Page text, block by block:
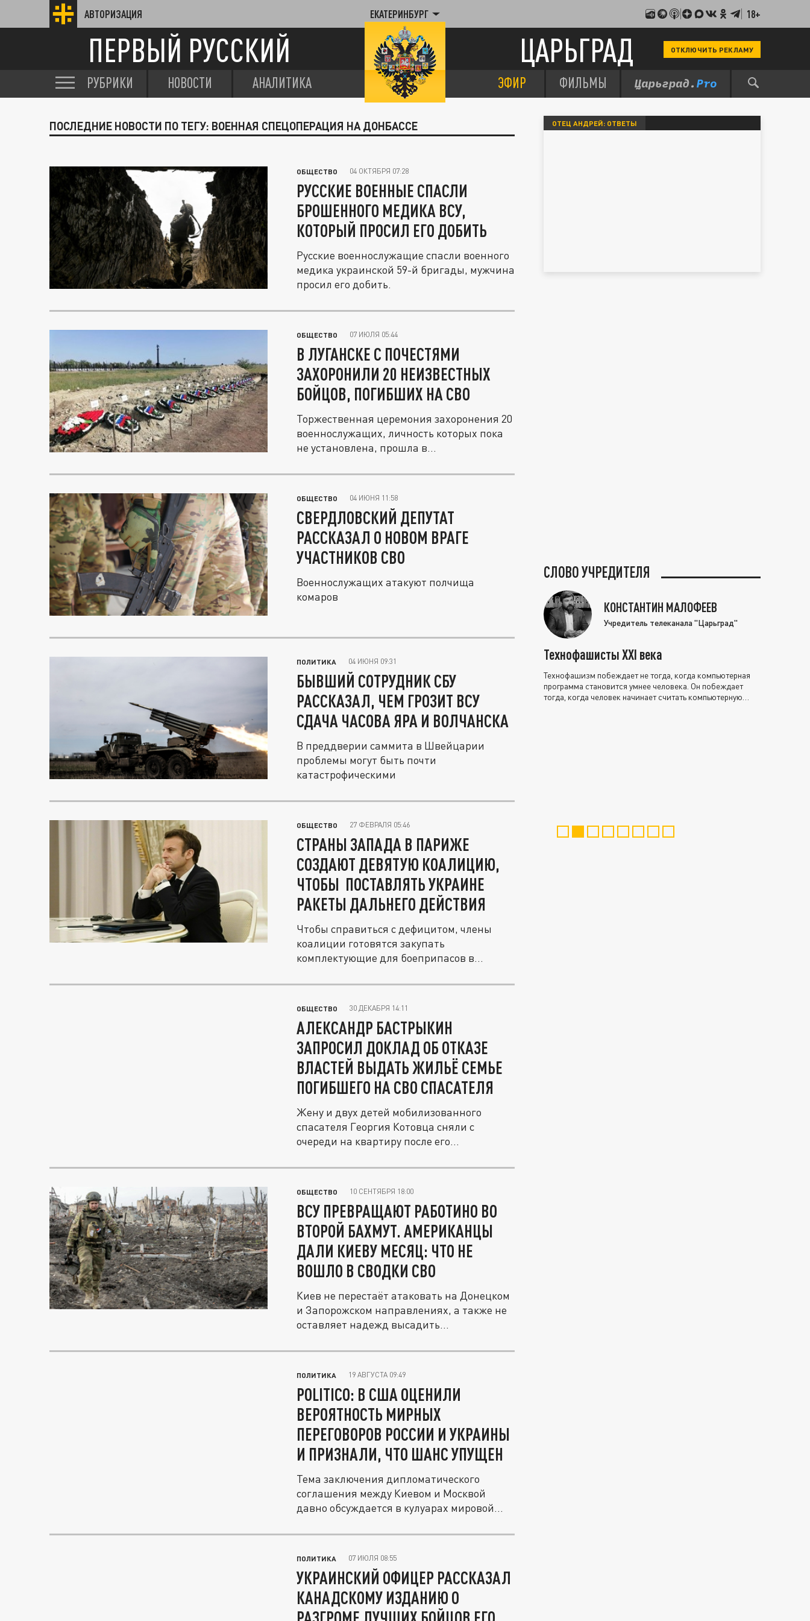
АВТОРИЗАЦИЯ ЕКАТЕРИНБУРГ 18+
ПЕРВЫЙ РУССКИЙ ЦАРЬГРАД ОТКЛЮЧИТЬ РЕКЛАМУ
РУБРИКИ НОВОСТИ АНАЛИТИКА ЭФИР ФИЛЬМЫ
ПОСЛЕДНИЕ НОВОСТИ ПО ТЕГУ: ВОЕННАЯ СПЕЦОПЕРАЦИЯ НА ДОНБАССЕ
ОБЩЕСТВО 04 ОКТЯБРЯ 07:28
РУССКИЕ ВОЕННЫЕ СПАСЛИ
БРОШЕННОГО МЕДИКА ВСУ,
КОТОРЫЙ ПРОСИЛ ЕГО ДОБИТЬ
Русские военнослужащие спасли военного
медика украинской 59-й бригады, мужчина
просил его добить.
ОБЩЕСТВО 07 ИЮЛЯ 05:44
В ЛУГАНСКЕ С ПОЧЕСТЯМИ
ЗАХОРОНИЛИ 20 НЕИЗВЕСТНЫХ
БОЙЦОВ, ПОГИБШИХ НА СВО
Торжественная церемония захоронения 20
военнослужащих, личность которых пока
не установлена, прошла в...
ОБЩЕСТВО 04 ИЮНЯ 11:58
СВЕРДЛОВСКИЙ ДЕПУТАТ
РАССКАЗАЛ О НОВОМ ВРАГЕ
УЧАСТНИКОВ СВО
Военнослужащих атакуют полчища
комаров
ПОЛИТИКА 04 ИЮНЯ 09:31
БЫВШИЙ СОТРУДНИК СБУ
РАССКАЗАЛ, ЧЕМ ГРОЗИТ ВСУ
СДАЧА ЧАСОВА ЯРА И ВОЛЧАНСКА
В преддверии саммита в Швейцарии
проблемы могут быть почти
катастрофическими
ОБЩЕСТВО 27 ФЕВРАЛЯ 05:46
СТРАНЫ ЗАПАДА В ПАРИЖЕ
СОЗДАЮТ ДЕВЯТУЮ КОАЛИЦИЮ,
ЧТОБЫ ПОСТАВЛЯТЬ УКРАИНЕ
РАКЕТЫ ДАЛЬНЕГО ДЕЙСТВИЯ
Чтобы справиться с дефицитом, члены
коалиции готовятся закупать
комплектующие для боеприпасов в
ОБЩЕСТВО 30 ДЕКАБРЯ 14:11
АЛЕКСАНДР БАСТРЫКИН
ЗАПРОСИЛ ДОКЛАД ОБ ОТКАЗЕ
ВЛАСТЕЙ ВЫДАТЬ ЖИЛЬЁ СЕМЬЕ
ПОГИБШЕГО НА СВО СПАСАТЕЛЯ
Жену и двух детей мобилизованного
спасателя Георгия Котовца сняли с
очереди на квартиру после его
ОБЩЕСТВО 10 СЕНТЯБРЯ 18:00
ВСУ ПРЕВРАЩАЮТ РАБОТИНО ВО
ВТОРОЙ БАХМУТ. АМЕРИКАНЦЫ
ДАЛИ КИЕВУ МЕСЯЦ: ЧТО НЕ
ВОШЛО В СВОДКИ СВО
Киев не перестаёт атаковать на Донецком
и Запорожском направлениях, а также не
оставляет надежд высадить...
ПОЛИТИКА 19 АВГУСТА 09:49
POLITICO: В США ОЦЕНИЛИ
ВЕРОЯТНОСТЬ МИРНЫХ
ПЕРЕГОВОРОВ РОССИИ И УКРАИНЫ
И ПРИЗНАЛИ, ЧТО ШАНС УПУЩЕН
Тема заключения дипломатического
соглашения между Киевом и Москвой
давно обсуждается в кулуарах мировой...
ПОЛИТИКА 07 ИЮЛЯ 08:55
УКРАИНСКИЙ ОФИЦЕР РАССКАЗАЛ
КАНАДСКОМУ ИЗДАНИЮ О
ОТЕЦ АНДРЕЙ: ОТВЕТЫ
СЛОВО УЧРЕДИТЕЛЯ
КОНСТАНТИН МАЛОФЕЕВ
Учредитель телеканала "Царьград"
Технофашисты XXI века
Технофашизм побеждает не тогда, когда компьютерная
программа становится умнее человека. Он побеждает
тогда, когда человек начинает считать компьютерную